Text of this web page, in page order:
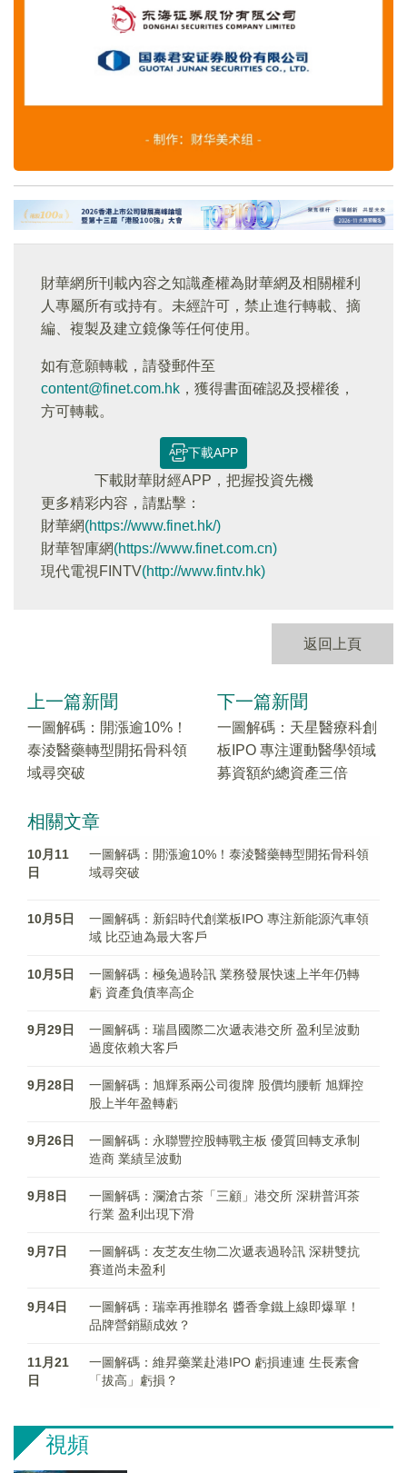
財華網所刊載內容之知識產權為財華網及相關權利
人專屬所有或持有。未經許可，禁止進行轉載、摘
編、複製及建立鏡像等任何使用。
如有意願轉載，請發郵件至
content@finet.com.hk ，獲得書面確認及授權後，
方可轉載。
下載APP
下載財華財經APP，把握投資先機
更多精彩内容，請點擊：
財華網(https://www.finet.hk/)
財華智庫網(https://www.finet.com.cn)
現代電視FINTV(http://www.fintv.hk)
返回上頁
上一篇新聞
一圖解碼：開漲逾10%！
泰淩醫藥轉型開拓骨科領
域尋突破
下一篇新聞
一圖解碼：天星醫療科創
板IPO 專注運動醫學領域
募資額約總資產三倍
相關文章
10月11
日
一圖解碼：開漲逾10%！泰淩醫藥轉型開拓骨科領
域尋突破
10月5日
一圖解碼：新鋁時代創業板IPO 專注新能源汽車領
域 比亞迪為最大客戶
10月5日
一圖解碼：極兔過聆訊 業務發展快速上半年仍轉
虧 資產負債率高企
9月29日
一圖解碼：瑞昌國際二次遞表港交所 盈利呈波動
過度依賴大客戶
9月28日
一圖解碼：旭輝系兩公司復牌 股價均腰斬 旭輝控
股上半年盈轉虧
9月26日
一圖解碼：永聯豐控股轉戰主板 優質回轉支承制
造商 業績呈波動
9月8日
一圖解碼：瀾滄古茶「三顧」港交所 深耕普洱茶
行業 盈利出現下滑
9月7日
一圖解碼：友芝友生物二次遞表過聆訊 深耕雙抗
賽道尚未盈利
9月4日
一圖解碼：瑞幸再推聯名 醬香拿鐵上線即爆單！
品牌營銷顯成效？
11月21
日
一圖解碼：維昇藥業赴港IPO 虧損連連 生長素會
「拔高」虧損？
視頻